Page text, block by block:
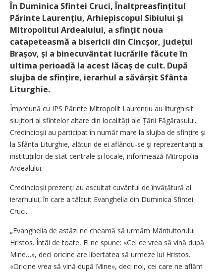
În Duminica Sfintei Cruci, Înaltpreasfințitul
Părinte Laurențiu, Arhiepiscopul Sibiului și
Mitropolitul Ardealului, a sfințit noua
catapeteasmă a bisericii din Cincșor, județul
Brașov, și a binecuvântat lucrările făcute în
ultima perioadă la acest lăcaș de cult. După
slujba de sfințire, ierarhul a săvârșit Sfânta
Liturghie.
Împreună cu IPS Părinte Mitropolit Laurențiu au liturghisit
slujitori ai sfintelor altare din localități ale Țării Făgărașului.
Credincioșii au participat în număr mare la slujba de sfințire și
la Sfânta Liturghie, alături de ei aflându-se şi reprezentanți ai
instituțiilor de stat centrale și locale, informează Mitropolia
Ardealului.
Credincioșii prezenți au ascultat cuvântul de învățătură al
ierarhului, în care a tâlcuit Evanghelia din Duminica Sfintei
Cruci.
„Evanghelia de astăzi ne cheamă să urmăm Mântuitorului
Hristos. Întâi de toate, El ne spune: «Cel ce vrea să vină după
Mine…», deci oricine are libertatea să urmeze lui Hristos.
«Oricine vrea să vină după Mine», deci noi, cei care ne aflăm